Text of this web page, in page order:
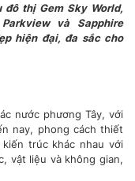
thị Gem Sky World,
và Sapphire
hiện đại, đa sắc cho
nước phương Tây, với
nay, phong cách thiết
trúc khác nhau với
vật liệu và không gian,